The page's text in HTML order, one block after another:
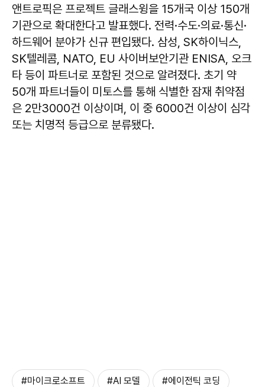
앤트로픽은 프로젝트 글래스윙을 15개국 이상 150개
기관으로 확대한다고 발표했다. 전력·수도·의료·통신·
하드웨어 분야가 신규 편입됐다. 삼성, SK하이닉스,
SK텔레콤, NATO, EU 사이버보안기관 ENISA, 오크
타 등이 파트너로 포함된 것으로 알려졌다. 초기 약
50개 파트너들이 미토스를 통해 식별한 잠재 취약점
은 2만3000건 이상이며, 이 중 6000건 이상이 심각
또는 치명적 등급으로 분류됐다.
#마이크로소프트 #AI 모델 #에이전틱 코딩